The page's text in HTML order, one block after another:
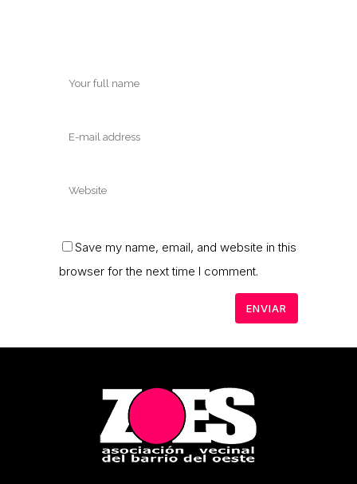
Save my name, email, and website in this
browser for the next time I comment.